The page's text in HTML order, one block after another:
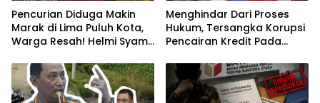
Pencurian Diduga Makin
Marak di Lima Puluh Kota,
Warga Resah! Helmi Syam
Menghindar Dari Proses
Hukum, Tersangka Korupsi
Pencairan Kredit Pada
Hasmina Ditangkap Oleh
Tim Intelijen Kejati Sumut Di
Jakarta